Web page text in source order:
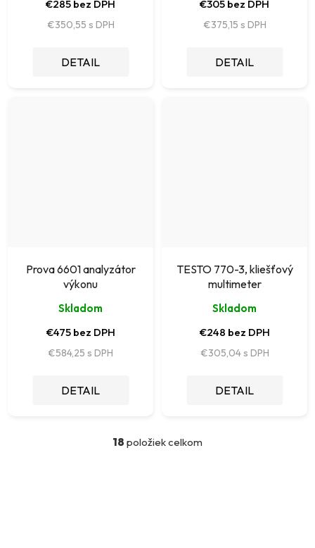
€285 bez DPH
€350,55
DETAIL
€305 bez DPH
€375,15
DETAIL
Prova 6601 analyzátor
výkonu
Skladom
€475 bez DPH
€584,25
DETAIL
TESTO 770-3, kliešťový
multimeter
Skladom
€248 bez DPH
€305,04
DETAIL
O
18 položiek celkom